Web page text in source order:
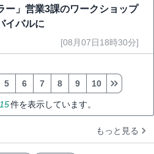
ー」営業3課のワークショップ
イバルに
[08月07日18時30分]
15件を表示しています。
5 6 7 8 9 10
もっと見る